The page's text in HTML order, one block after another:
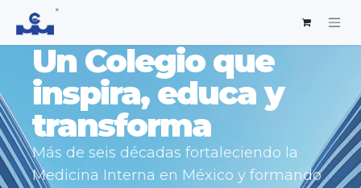
Un Colegio que
inspira, educa y
transforma
Más de seis décadas fortaleciendo la
Medicina Interna en México y formando